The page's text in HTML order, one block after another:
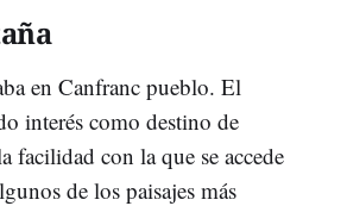
en Canfranc pueblo. El
interés como destino de
facilidad con la que se accede
de los paisajes más